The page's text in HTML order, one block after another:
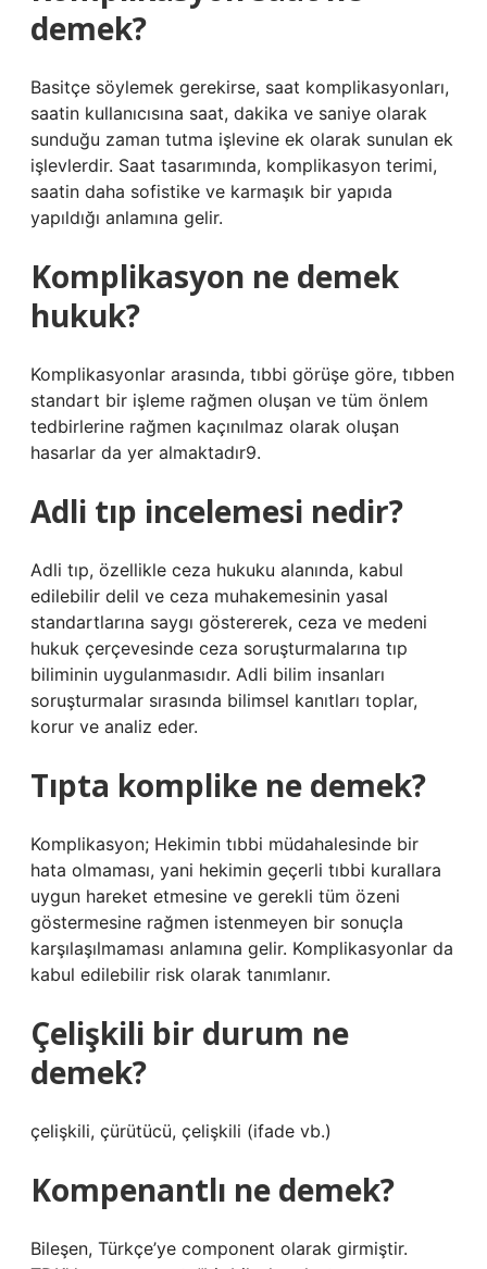
demek?
Basitçe söylemek gerekirse, saat komplikasyonları,
saatin kullanıcısına saat, dakika ve saniye olarak
sunduğu zaman tutma işlevine ek olarak sunulan ek
işlevlerdir. Saat tasarımında, komplikasyon terimi,
saatin daha sofistike ve karmaşık bir yapıda
yapıldığı anlamına gelir.
Komplikasyon ne demek
hukuk?
Komplikasyonlar arasında, tıbbi görüşe göre, tıbben
standart bir işleme rağmen oluşan ve tüm önlem
tedbirlerine rağmen kaçınılmaz olarak oluşan
hasarlar da yer almaktadır9.
Adli tıp incelemesi nedir?
Adli tıp, özellikle ceza hukuku alanında, kabul
edilebilir delil ve ceza muhakemesinin yasal
standartlarına saygı göstererek, ceza ve medeni
hukuk çerçevesinde ceza soruşturmalarına tıp
biliminin uygulanmasıdır. Adli bilim insanları
soruşturmalar sırasında bilimsel kanıtları toplar,
korur ve analiz eder.
Tıpta komplike ne demek?
Komplikasyon; Hekimin tıbbi müdahalesinde bir
hata olmaması, yani hekimin geçerli tıbbi kurallara
uygun hareket etmesine ve gerekli tüm özeni
göstermesine rağmen istenmeyen bir sonuçla
karşılaşılmaması anlamına gelir. Komplikasyonlar da
kabul edilebilir risk olarak tanımlanır.
Çelişkili bir durum ne
demek?
çelişkili, çürütücü, çelişkili (ifade vb.)
Kompenantlı ne demek?
Bileşen, Türkçe’ye component olarak girmiştir.